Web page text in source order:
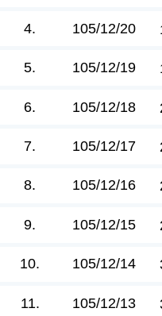
4. 105/12/20
5. 105/12/19
6. 105/12/18
7. 105/12/17
8. 105/12/16
9. 105/12/15
10. 105/12/14
11. 105/12/13